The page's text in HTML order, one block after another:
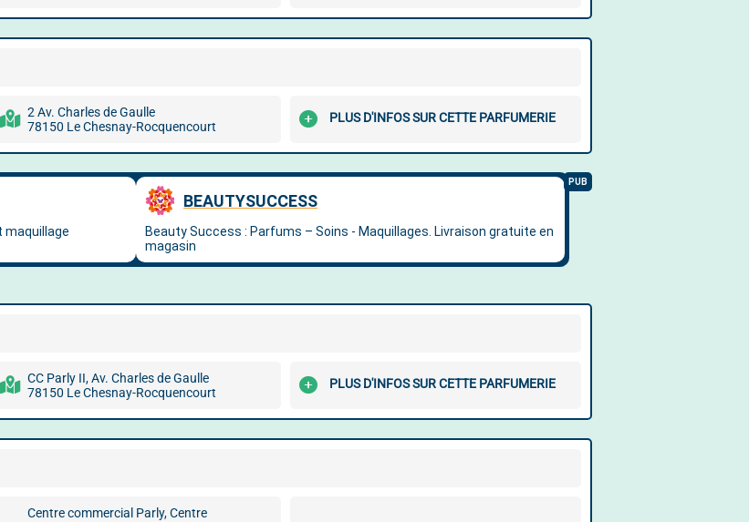
2 Av. Charles de Gaulle
78150 Le Chesnay-Rocquencourt
PLUS D'INFOS SUR CETTE PARFUMERIE
CC Parly II, Av. Charles de Gaulle
78150 Le Chesnay-Rocquencourt
PLUS D'INFOS SUR CETTE PARFUMERIE
Centre commercial Parly, Centre